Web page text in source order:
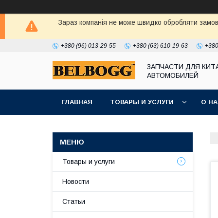
Зараз компанія не може швидко обробляти
+380 (96) 013-29-55 +380 (63) 610-19-63
ЗАПЧАСТИ ДЛЯ
АВТОМОБИЛЕЙ
ГЛАВНАЯ ТОВАРЫ И УСЛУГИ О
Товары и услуги
Новости
Статьи